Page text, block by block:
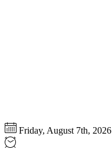
Friday, August 7th, 2026